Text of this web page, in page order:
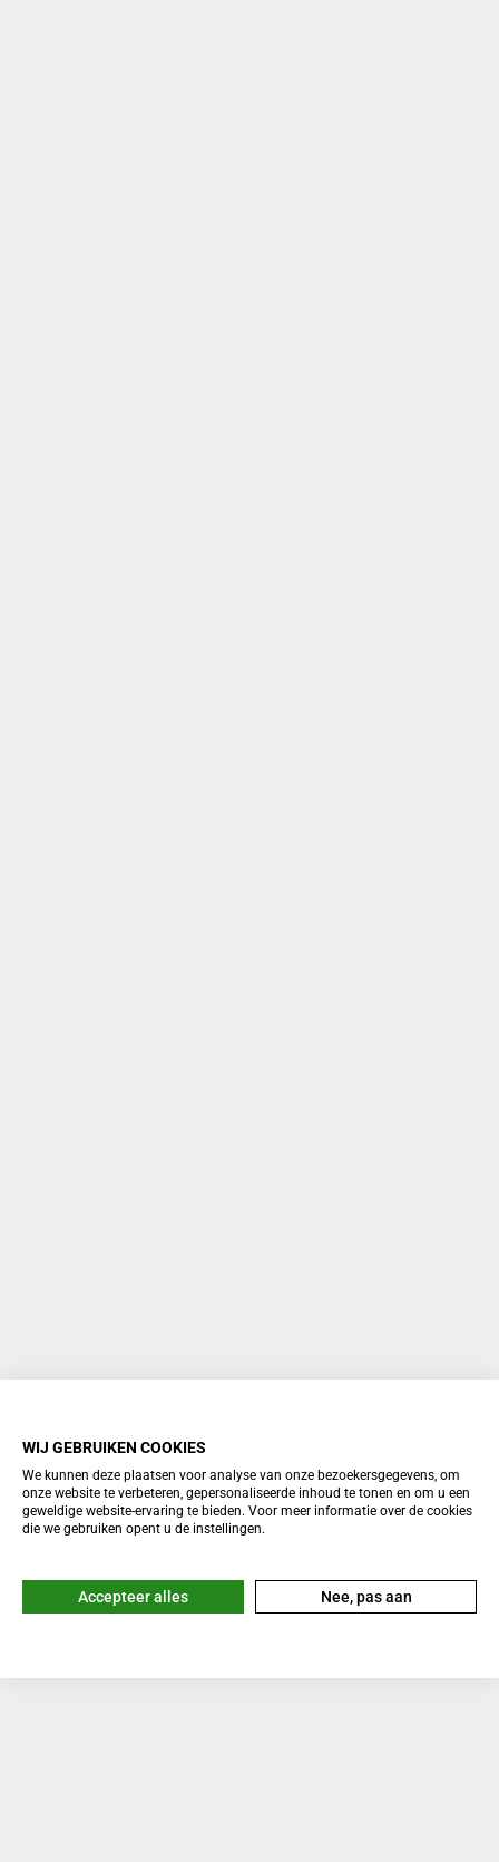
WIJ GEBRUIKEN COOKIES
We kunnen deze plaatsen voor analyse van onze bezoekersgegevens, om
onze website te verbeteren, gepersonaliseerde inhoud te tonen en om u een
geweldige website-ervaring te bieden. Voor meer informatie over de cookies
die we gebruiken opent u de instellingen.
Accepteer alles Nee, pas aan